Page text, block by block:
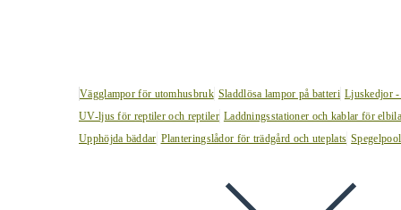
Vägglampor för utomhusbruk Sladdlösa lampor på batteri Ljuskedjor
UV-ljus för reptiler och reptiler Laddningsstationer och kablar för
Upphöjda bäddar Planteringslådor för trädgård och uteplats Spegelpool